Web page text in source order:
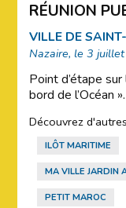
RÉUNION
VILLE DE
Nazaire, le 3
Point d’étape
bord de l’Océan
Découvrez
ILÔT MARITIME
MA VILLE JARDIN
PETIT MAROC